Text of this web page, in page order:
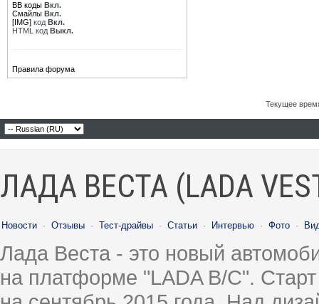
BB коды Вкл.
Смайлы Вкл.
[IMG] код Вкл.
HTML код Выкл.
Правила форума
Текущее
ЛАДА ВЕСТА (LADA
Новости · Отзывы · Тест-драйвы · Статьи · Интервью · Фото ·
Лада Веста - это новый
на платформе "LADA B/C".